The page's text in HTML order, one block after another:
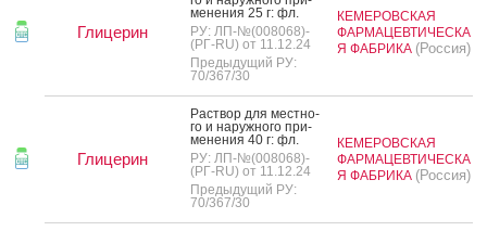
Глицерин
мене­ния 25 г: фл.
РУ: ЛП-№(008068)-
(РГ-RU) от 11.12.24
Предыдущий РУ:
70/367/30
КЕМЕРОВСКАЯ
ФАРМАЦЕВТИЧЕСКА
Я ФАБРИКА (Россия)
Глицерин
Рас­твор для мес­тно­
го и на­руж­но­го при­
мене­ния 40 г: фл.
РУ: ЛП-№(008068)-
(РГ-RU) от 11.12.24
Предыдущий РУ:
70/367/30
КЕМЕРОВСКАЯ
ФАРМАЦЕВТИЧЕСКА
Я ФАБРИКА (Россия)